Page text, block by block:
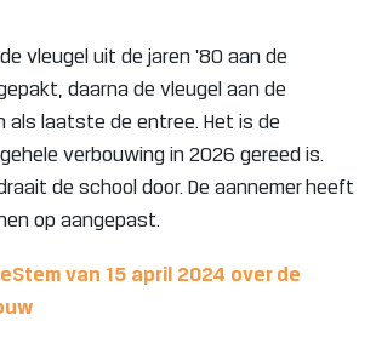
vleugel uit de jaren '80 aan de
daarna de vleugel aan de
als laatste de entree. Het is de
verbouwing in 2026 gereed is.
de school door. De aannemer heeft
op aangepast.
van 15 april 2024 over de